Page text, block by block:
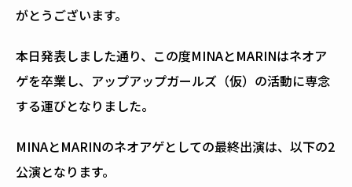
がとうございます。
本日発表しました通り、この度MINAとMARINはネオア
ゲを卒業し、アップアップガールズ（仮）の活動に専念
する運びとなりました。
MINAとMARINのネオアゲとしての最終出演は、以下の2
公演となります。